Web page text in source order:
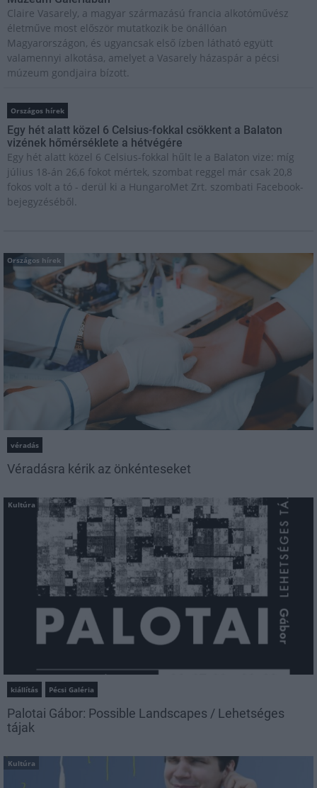
Claire Vasarely, a magyar származású francia alkotóművész
életműve most először mutatkozik be önállóan
Magyarországon, és ugyancsak első ízben látható együtt
valamennyi alkotása, amelyet a Vasarely házaspár a pécsi
múzeum gondjaira bízott.
Országos hírek
Egy hét alatt közel 6 Celsius-fokkal csökkent a Balaton
vizének hőmérséklete a hétvégére
Egy hét alatt közel 6 Celsius-fokkal hűlt le a Balaton vize: míg
július 18-án 26,6 fokot mértek, szombat reggel már csak 20,8
fokos volt a tó - derül ki a HungaroMet Zrt. szombati Facebook-
bejegyzéséből.
Országos hírek
véradás
Véradásra kérik az önkénteseket
Kultúra
kiállítás Pécsi Galéria
Palotai Gábor: Possible Landscapes / Lehetséges
tájak
Kultúra